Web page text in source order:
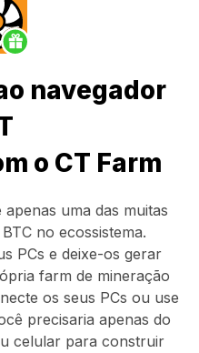
navegador
o CT Farm
apenas uma das muitas
no ecossistema.
PCs e deixe-os gerar
farm de mineração
os seus PCs ou use
precisaria apenas do
celular para construir